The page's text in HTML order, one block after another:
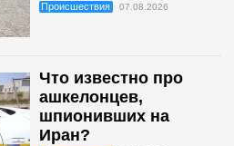
Происшествия 07.08.2026
Что известно про
ашкелонцев,
шпионивших на
Иран?